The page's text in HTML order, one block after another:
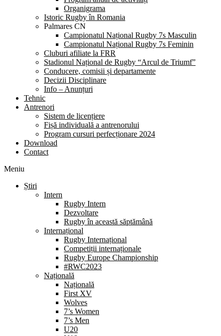
Organigrama
Istoric Rugby în Romania
Palmares CN
Campionatul Național Rugby 7s Masculin
Campionatul Național Rugby 7s Feminin
Cluburi afiliate la FRR
Stadionul Național de Rugby “Arcul de Triumf”
Conducere, comisii și departamente
Decizii Disciplinare
Info – Anunțuri
Tehnic
Antrenori
Sistem de licențiere
Fișă individuală a antrenorului
Program cursuri perfecționare 2024
Download
Contact
Meniu
Știri
Intern
Rugby Intern
Dezvoltare
Rugby în această săptămână
Internațional
Rugby Internațional
Competiții internaționale
Rugby Europe Championship
#RWC2023
Națională
Națională
First XV
Wolves
7’s Women
7’s Men
U20